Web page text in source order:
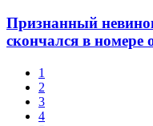
Признанный
скончался в номере
1
2
3
4